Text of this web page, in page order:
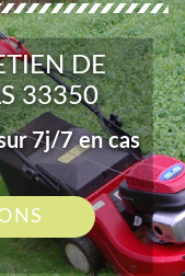
DE
33350
7j/7 en cas